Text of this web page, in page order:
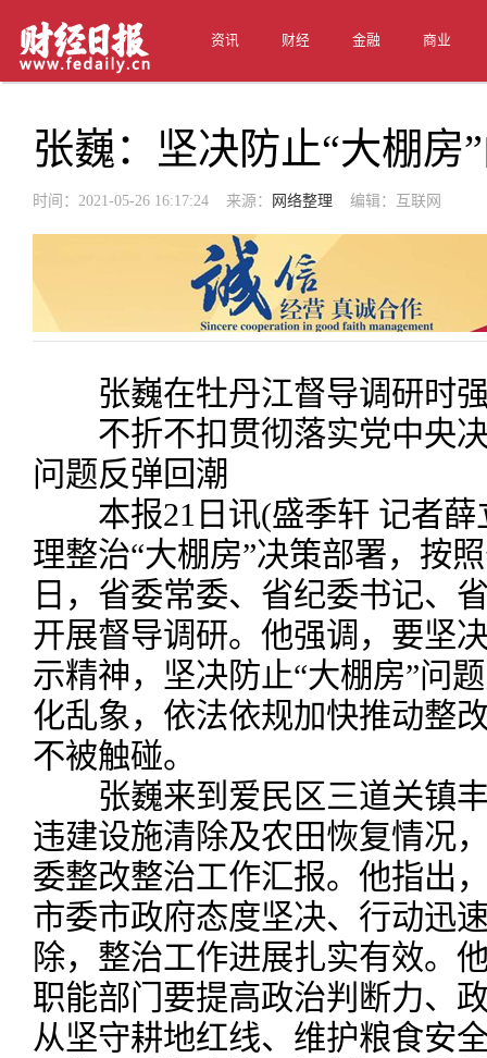
资讯 财经 金融 商业
张巍：坚决防止“大棚房
时间：2021-05-26 16:17:24 来源： 网络整理 编辑：互联网
张巍在牡丹江督导调研时
不折不扣贯彻落实党中央决
问题反弹回潮
本报21日讯(盛季轩 记者薛
理整治“大棚房”决策部署，按
日，省委常委、省纪委书记、
开展督导调研。他强调，要坚
示精神，坚决防止“大棚房”问
化乱象，依法依规加快推动整
不被触碰。
张巍来到爱民区三道关镇丰
违建设施清除及农田恢复情况
委整改整治工作汇报。他指出
市委市政府态度坚决、行动迅
除，整治工作进展扎实有效。
职能部门要提高政治判断力、
从坚守耕地红线、维护粮食安